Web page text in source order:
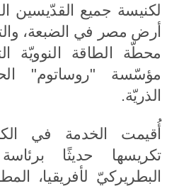
لكنيسة جميع القدّيسين
أرض مصر في الضبعة،
محطّة الطاقة النوويّة
مؤسّسة "روساتوم"
الذريّة.
أُقيمت الخدمة في
تكريسها حديثًا
البطريركيّ لأفريقيا،